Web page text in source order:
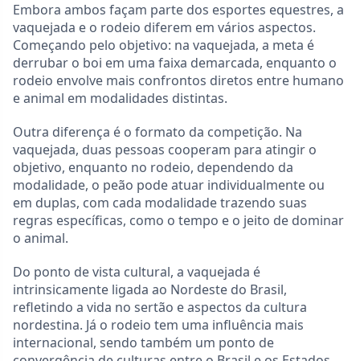
Embora ambos façam parte dos esportes equestres, a
vaquejada e o rodeio diferem em vários aspectos.
Começando pelo objetivo: na vaquejada, a meta é
derrubar o boi em uma faixa demarcada, enquanto o
rodeio envolve mais confrontos diretos entre humano
e animal em modalidades distintas.
Outra diferença é o formato da competição. Na
vaquejada, duas pessoas cooperam para atingir o
objetivo, enquanto no rodeio, dependendo da
modalidade, o peão pode atuar individualmente ou
em duplas, com cada modalidade trazendo suas
regras específicas, como o tempo e o jeito de dominar
o animal.
Do ponto de vista cultural, a vaquejada é
intrinsicamente ligada ao Nordeste do Brasil,
refletindo a vida no sertão e aspectos da cultura
nordestina. Já o rodeio tem uma influência mais
internacional, sendo também um ponto de